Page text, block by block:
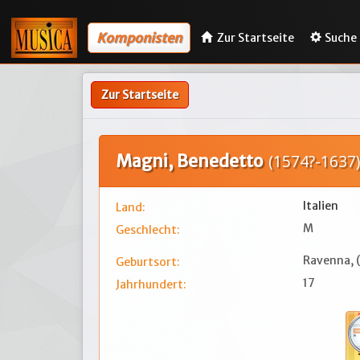
Komponisten Zur Startseite Suche
Zur Startseite
Magni, Benedetto(1574?-1637)
Land:
Italien
Geschlecht:
M
Geburtsort:
Ravenna,
Jahrhundert:
17